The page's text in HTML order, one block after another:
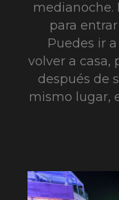
medianoche.
para
Puedes ir
volver a casa,
después de
mismo lugar,